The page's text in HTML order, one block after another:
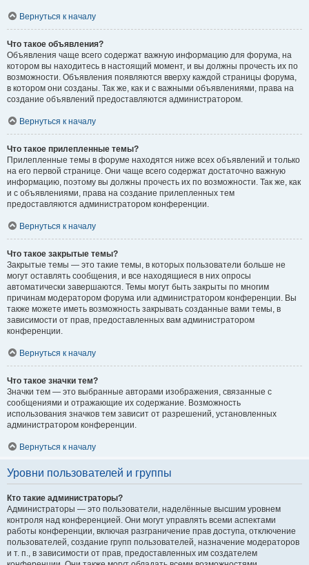
Вернуться к началу
Что такое объявления?
Объявления чаще всего содержат важную информацию для форума, на
котором вы находитесь в настоящий момент, и вы должны прочесть их по
возможности. Объявления появляются вверху каждой страницы форума,
в котором они созданы. Так же, как и с важными объявлениями, права на
создание объявлений предоставляются администратором.
Вернуться к началу
Что такое прилепленные темы?
Прилепленные темы в форуме находятся ниже всех объявлений и только
на его первой странице. Они чаще всего содержат достаточно важную
информацию, поэтому вы должны прочесть их по возможности. Так же, как
и с объявлениями, права на создание прилепленных тем
предоставляются администратором конференции.
Вернуться к началу
Что такое закрытые темы?
Закрытые темы — это такие темы, в которых пользователи больше не
могут оставлять сообщения, и все находящиеся в них опросы
автоматически завершаются. Темы могут быть закрыты по многим
причинам модератором форума или администратором конференции. Вы
также можете иметь возможность закрывать созданные вами темы, в
зависимости от прав, предоставленных вам администратором
конференции.
Вернуться к началу
Что такое значки тем?
Значки тем — это выбранные авторами изображения, связанные с
сообщениями и отражающие их содержание. Возможность
использования значков тем зависит от разрешений, установленных
администратором конференции.
Вернуться к началу
Уровни пользователей и группы
Кто такие администраторы?
Администраторы — это пользователи, наделённые высшим уровнем
контроля над конференцией. Они могут управлять всеми аспектами
работы конференции, включая разграничение прав доступа, отключение
пользователей, создание групп пользователей, назначение модераторов
и т. п., в зависимости от прав, предоставленных им создателем